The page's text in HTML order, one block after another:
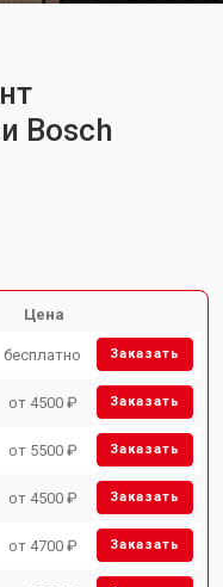
Bosch
Цена
бесплатно Заказать
от 4500 ₽ Заказать
от 5500 ₽ Заказать
от 4500 ₽ Заказать
от 4700 ₽ Заказать